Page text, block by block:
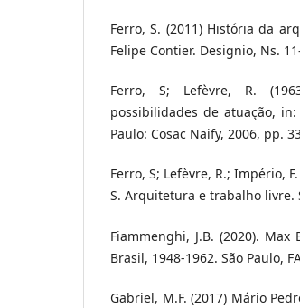
Ferro, S. (2011) História da
Felipe Contier. Designio, Ns.
Ferro, S; Lefèvre, R.
possibilidades de atuação,
Paulo: Cosac Naify, 2006, pp.
Ferro, S; Lefèvre, R.; Império,
S. Arquitetura e trabalho livre.
Fiammenghi, J.B. (2020).
Brasil, 1948-1962. São Paulo,
Gabriel, M.F. (2017) Mário